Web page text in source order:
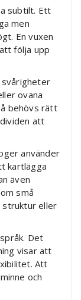
subtilt. Ett
men
En vuxen
följa upp
svårigheter
ovana
behövs rätt
att
använder
kartlägga
även
små
struktur eller
Det
visar att
Att
och